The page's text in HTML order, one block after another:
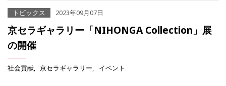
トピックス 2023年09月07日
京セラギャラリー「NIHONGA Collection」展
の開催
社会貢献 京セラギャラリー イベント